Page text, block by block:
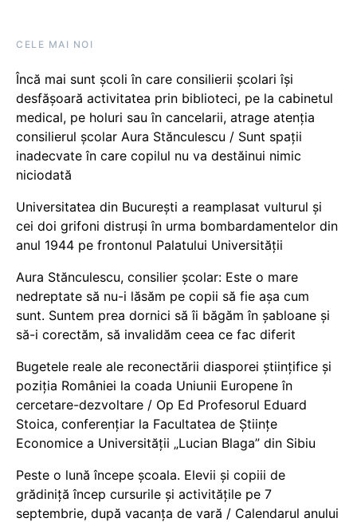
CELE MAI NOI
Încă mai sunt școli în care consilierii școlari își
desfășoară activitatea prin biblioteci, pe la cabinetul
medical, pe holuri sau în cancelarii, atrage atenția
consilierul școlar Aura Stănculescu / Sunt spații
inadecvate în care copilul nu va destăinui nimic
niciodată
Universitatea din București a reamplasat vulturul și
cei doi grifoni distruși în urma bombardamentelor din
anul 1944 pe frontonul Palatului Universității
Aura Stănculescu, consilier școlar: Este o mare
nedreptate să nu-i lăsăm pe copii să fie așa cum
sunt. Suntem prea dornici să îi băgăm în șabloane și
să-i corectăm, să invalidăm ceea ce fac diferit
Bugetele reale ale reconectării diasporei științifice și
poziția României la coada Uniunii Europene în
cercetare-dezvoltare / Op Ed Profesorul Eduard
Stoica, conferențiar la Facultatea de Științe
Economice a Universității „Lucian Blaga” din Sibiu
Peste o lună începe școala. Elevii și copiii de
grădiniță încep cursurile și activitățile pe 7
septembrie, după vacanța de vară / Calendarul anului